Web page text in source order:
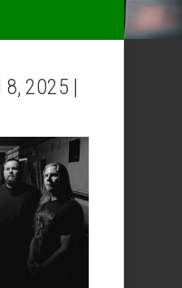
2025 |